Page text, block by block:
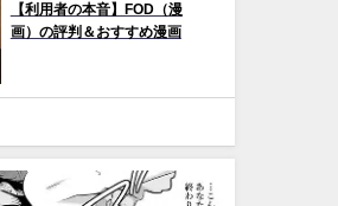
【利用者の本音】FOD（漫
画）の評判＆おすすめ漫画